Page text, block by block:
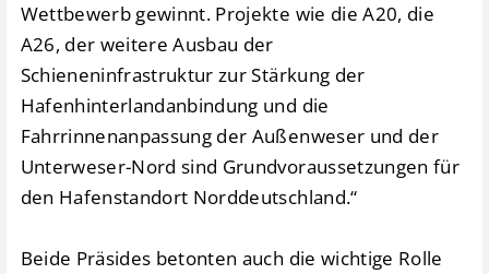
Wettbewerb gewinnt. Projekte wie die A20, die
A26, der weitere Ausbau der
Schieneninfrastruktur zur Stärkung der
Hafenhinterlandanbindung und die
Fahrrinnenanpassung der Außenweser und der
Unterweser-Nord sind Grundvoraussetzungen für
den Hafenstandort Norddeutschland.“
Beide Präsides betonten auch die wichtige Rolle